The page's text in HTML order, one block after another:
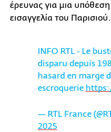
έρευνας για μια
εισαγγελία του Παρισιού.
INFO RTL - Le
disparu depuis
hasard en marge
escroquerie
— RTL France
2025